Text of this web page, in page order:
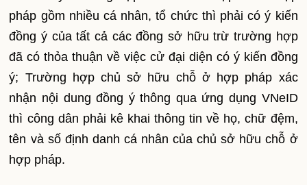
pháp gồm nhiều cá nhân, tổ chức thì phải có ý kiến
đồng ý của tất cả các đồng sở hữu trừ trường hợp
đã có thỏa thuận về việc cử đại diện có ý kiến đồng
ý; Trường hợp chủ sở hữu chỗ ở hợp pháp xác
nhận nội dung đồng ý thông qua ứng dụng VNeID
thì công dân phải kê khai thông tin về họ, chữ đệm,
tên và số định danh cá nhân của chủ sở hữu chỗ ở
hợp pháp.